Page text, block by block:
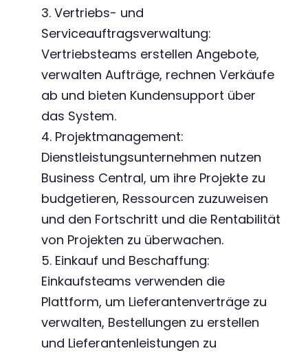
3. Vertriebs- und
Serviceauftragsverwaltung:
Vertriebsteams erstellen Angebote,
verwalten Aufträge, rechnen Verkäufe
ab und bieten Kundensupport über
das System.
4. Projektmanagement:
Dienstleistungsunternehmen nutzen
Business Central, um ihre Projekte zu
budgetieren, Ressourcen zuzuweisen
und den Fortschritt und die Rentabilität
von Projekten zu überwachen.
5. Einkauf und Beschaffung:
Einkaufsteams verwenden die
Plattform, um Lieferantenverträge zu
verwalten, Bestellungen zu erstellen
und Lieferantenleistungen zu